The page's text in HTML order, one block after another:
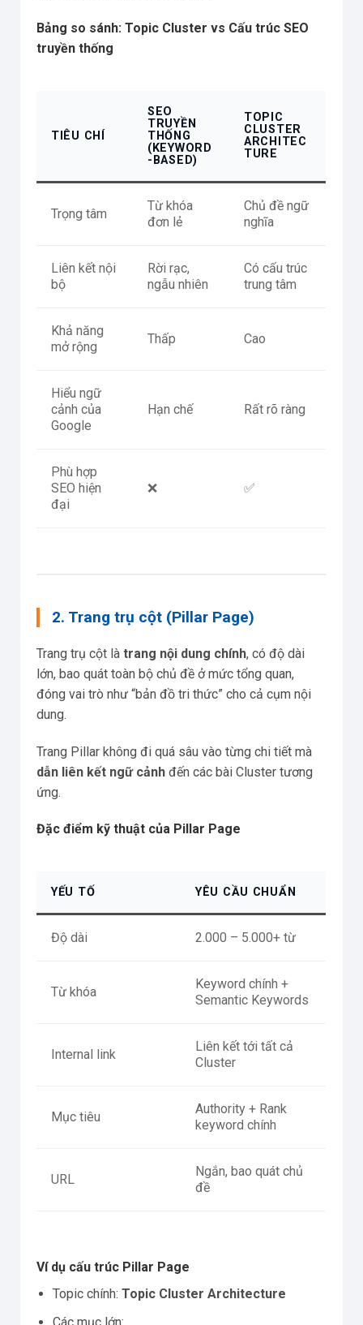
Bảng so sánh: Topic Cluster vs Cấu trúc SEO
truyền thống
TIÊU CHÍ
SEO
TRUYỀN
THỐNG
(KEYWORD
-BASED)
TOPIC
CLUSTER
ARCHITEC
TURE
Trọng tâm
Từ khóa
đơn lẻ
Chủ đề ngữ
nghĩa
Liên kết nội
bộ
Rời rạc,
ngẫu nhiên
Có cấu trúc
trung tâm
Khả năng
mở rộng
Thấp Cao
Hiểu ngữ
cảnh của
Google
Hạn chế Rất rõ ràng
Phù hợp
SEO hiện
đại
❌ ✅
2. Trang trụ cột (Pillar Page)
Trang trụ cột là trang nội dung chính, có độ dài
lớn, bao quát toàn bộ chủ đề ở mức tổng quan,
đóng vai trò như “bản đồ tri thức” cho cả cụm nội
dung.
Trang Pillar không đi quá sâu vào từng chi tiết mà
dẫn liên kết ngữ cảnh đến các bài Cluster tương
ứng.
Đặc điểm kỹ thuật của Pillar Page
YẾU TỐ YÊU CẦU CHUẨN
Độ dài 2.000 – 5.000+ từ
Từ khóa
Keyword chính +
Semantic Keywords
Internal link
Liên kết tới tất cả
Cluster
Mục tiêu
Authority + Rank
keyword chính
URL
Ngắn, bao quát chủ
đề
Ví dụ cấu trúc Pillar Page
Topic chính: Topic Cluster Architecture